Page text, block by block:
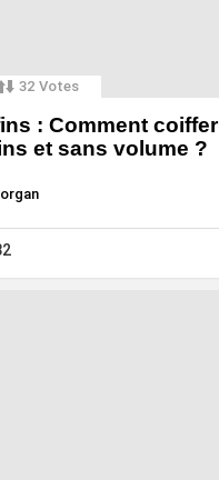
32 Votes
: Comment
et sans volume ?